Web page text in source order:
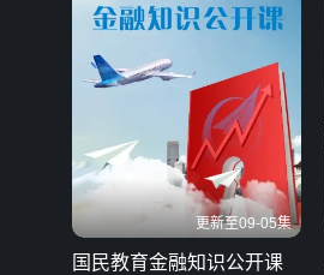
更新至09-05集
国民教育金融知识公开课